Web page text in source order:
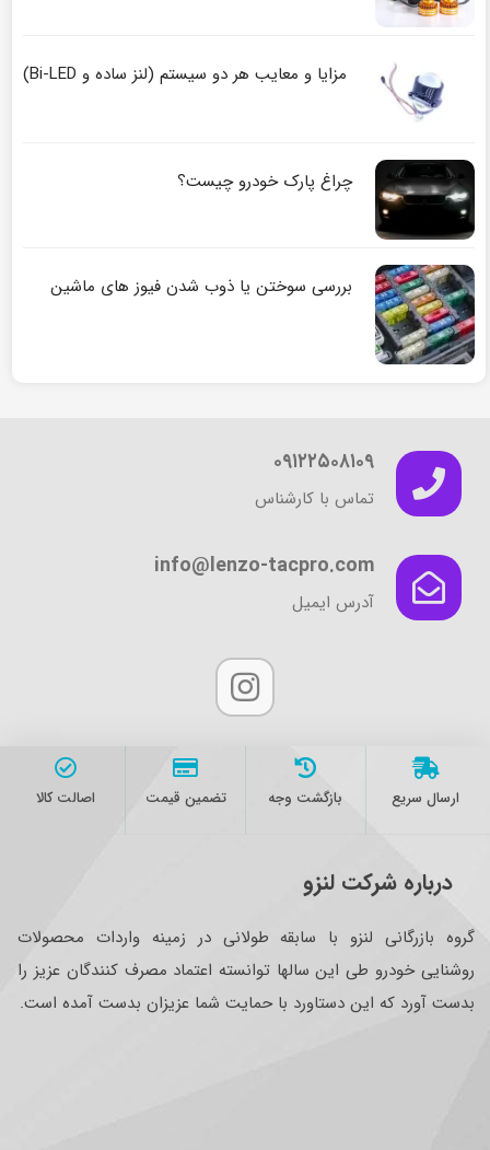
مزایا و معایب هر دو سیستم (لنز ساده و Bi-LED)
چراغ پارک خودرو چیست؟
بررسی سوختن یا ذوب شدن فیوز های ماشین
۰۹۱۲۲۵۰۸۱۰۹
تماس با کارشناس
info@lenzo-tacpro.com
آدرس ایمیل
ارسال سریع بازگشت وجه تضمین قیمت اصالت کالا
درباره شرکت لنزو
گروه بازرگانی لنزو با سابقه طولانی در زمینه واردات محصولات
روشنایی خودرو طی این سالها توانسته اعتماد مصرف کنندگان عزیز را
بدست آورد که این دستاورد با حمایت شما عزیزان بدست آمده است.